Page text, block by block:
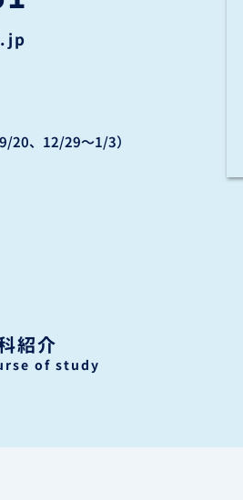
20、12/29〜1/3）
紹介
of study